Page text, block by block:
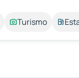
Turismo